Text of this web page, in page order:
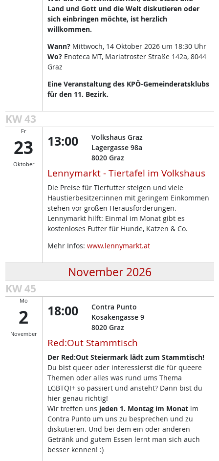
Land und Gott und die Welt diskutieren oder
sich einbringen möchte, ist herzlich
willkommen.
Wann? Mittwoch, 14 Oktober 2026 um 18:30 Uhr
Wo? Enoteca MT, Mariatroster Straße 142a, 8044
Graz
Eine Veranstaltung des KPÖ-Gemeinderatsklubs
für den 11. Bezirk.
KW 43
Fr
23
Oktober
13:00
Volkshaus Graz
Lagergasse 98a
8020 Graz
Lennymarkt - Tiertafel im Volkshaus
Die Preise für Tierfutter steigen und viele
Haustierbesitzer:innen mit geringem Einkommen
stehen vor großen Herausforderungen.
Lennymarkt hilft: Einmal im Monat gibt es
kostenloses Futter für Hunde, Katzen & Co.
Mehr Infos: www.lennymarkt.at
November 2026
KW 45
Mo
2
November
18:00
Contra Punto
Kosakengasse 9
8020 Graz
Red:Out Stammtisch
Der Red:Out Steiermark lädt zum Stammtisch!
Du bist queer oder interessierst die für queere
Themen oder alles was rund ums Thema
LGBTQI+ so passiert und ansteht? Dann bist du
hier genau richtig!
Wir treffen uns jeden 1. Montag im Monatim
Contra Punto um uns zu besprechen und zu
diskutieren. Und bei dem ein oder anderen
Getränk und gutem Essen lernt man sich auch
besser kennen! :)